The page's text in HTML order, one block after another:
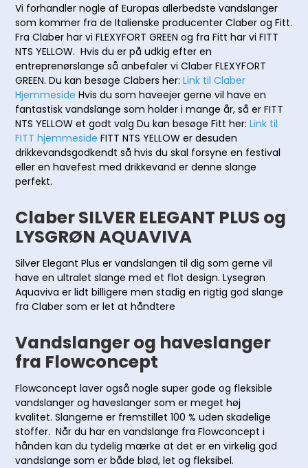
Vi forhandler nogle af Europas allerbedste vandslanger
som kommer fra de Italienske producenter Claber og Fitt.
Fra Claber har vi FLEXYFORT GREEN og fra Fitt har vi FITT
NTS YELLOW. Hvis du er på udkig efter en
entreprenørslange så anbefaler vi Claber FLEXYFORT
GREEN. Du kan besøge Clabers her:Link til Claber
Hjemmeside Hvis du som haveejer gerne vil have en
fantastisk vandslange som holder i mange år, så er FITT
NTS YELLOW et godt valg Du kan besøge Fitt her:Link til
FITT hjemmeside FITT NTS YELLOW er desuden
drikkevandsgodkendt så hvis du skal forsyne en festival
eller en havefest med drikkevand er denne slange
perfekt.
Claber SILVER ELEGANT PLUS og
LYSGRØN AQUAVIVA
Silver Elegant Plus er vandslangen til dig som gerne vil
have en ultralet slange med et flot design. Lysegrøn
Aquaviva er lidt billigere men stadig en rigtig god slange
fra Claber som er let at håndtere
Vandslanger og haveslanger
fra Flowconcept
Flowconcept laver også nogle super gode og fleksible
vandslanger og haveslanger som er meget høj
kvalitet. Slangerne er fremstillet 100 % uden skadelige
stoffer. Når du har en vandslange fra Flowconcept i
hånden kan du tydelig mærke at det er en virkelig god
vandslange som er både blød, let og fleksibel.